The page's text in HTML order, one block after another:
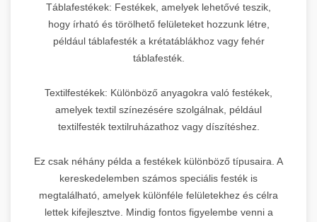
Táblafestékek: Festékek, amelyek lehetővé teszik,
hogy írható és törölhető felületeket hozzunk létre,
például táblafesték a krétatáblákhoz vagy fehér
táblafesték.
Textilfestékek: Különböző anyagokra való festékek,
amelyek textil színezésére szolgálnak, például
textilfesték textilruházathoz vagy díszítéshez.
Ez csak néhány példa a festékek különböző típusaira. A
kereskedelemben számos speciális festék is
megtalálható, amelyek különféle felületekhez és célra
lettek kifejlesztve. Mindig fontos figyelembe venni a